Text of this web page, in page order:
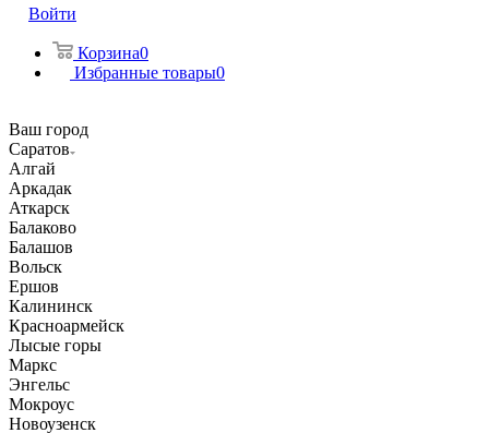
Войти
Корзина0
Избранные товары0
Ваш город
Саратов
Алгай
Аркадак
Аткарск
Балаково
Балашов
Вольск
Ершов
Калининск
Красноармейск
Лысые горы
Маркс
Энгельс
Мокроус
Новоузенск